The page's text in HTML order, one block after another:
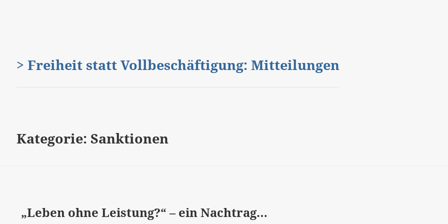
> Freiheit statt Vollbeschäftigung: Mitteilungen
Kategorie:Sanktionen
„Leben ohne Leistung?“ – ein Nachtrag…